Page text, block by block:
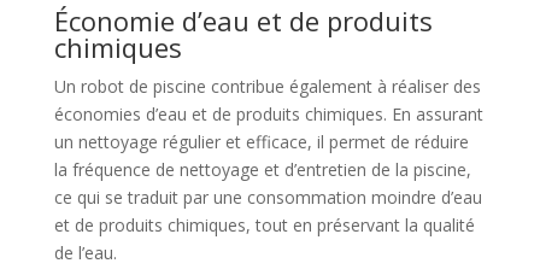
Économie d’eau et de produits
chimiques
Un robot de piscine contribue également à réaliser des
économies d’eau et de produits chimiques. En assurant
un nettoyage régulier et efficace, il permet de réduire
la fréquence de nettoyage et d’entretien de la piscine,
ce qui se traduit par une consommation moindre d’eau
et de produits chimiques, tout en préservant la qualité
de l’eau.